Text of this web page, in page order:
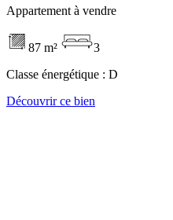
Appartement à vendre
87 m²
3
Classe énergétique : D
Découvrir ce bien